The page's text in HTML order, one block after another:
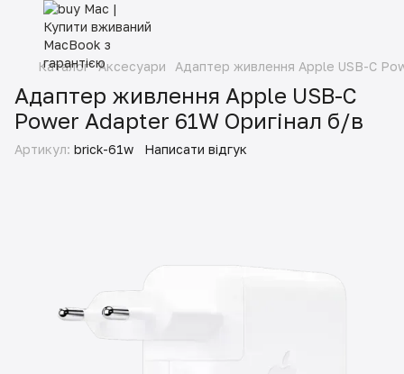
Каталог Аксесуари Адаптер живлення Apple USB-C
Адаптер живлення Apple USB-C
Power Adapter 61W Оригінал б/в
Артикул: brick-61w Написати відгук